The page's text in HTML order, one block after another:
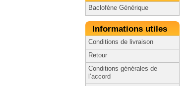
Baclofène Générique
Informations utiles
Conditions de livraison
Retour
Conditions générales de
l’accord